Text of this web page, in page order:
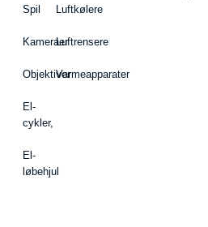
Spil
Kameraer
Objektiver
El-
cykler,
El-
løbehjul
Luftkølere
Luftrensere
Varmeapparater